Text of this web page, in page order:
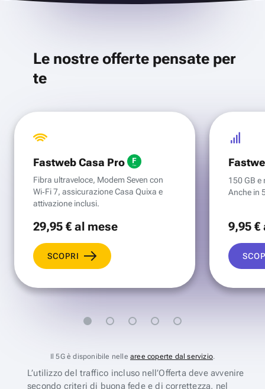
Le nostre offerte pensate per
te
Fastweb Casa Pro
Fibra ultraveloce, Modem Seven con
Wi‑Fi 7, assicurazione Casa Quixa e
attivazione inclusi.
29,95 €al mese
SCOPRI
150 GB e
Anche in
9,95 €
Il 5G è disponibile nelle aree coperte dal servizio.
L’utilizzo del traffico incluso nell’Offerta deve avvenire
secondo criteri di buona fede e di correttezza, nel